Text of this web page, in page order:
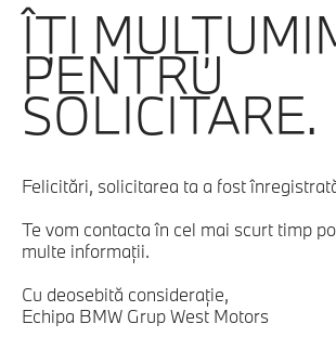
ÎŢI
PENTRU
SOLICITARE.
Felicitări, solicitarea ta a fost
Te vom contacta în cel mai scurt timp
multe informaţii.
Cu deosebită consideraţie,
Echipa BMW Grup West Motors